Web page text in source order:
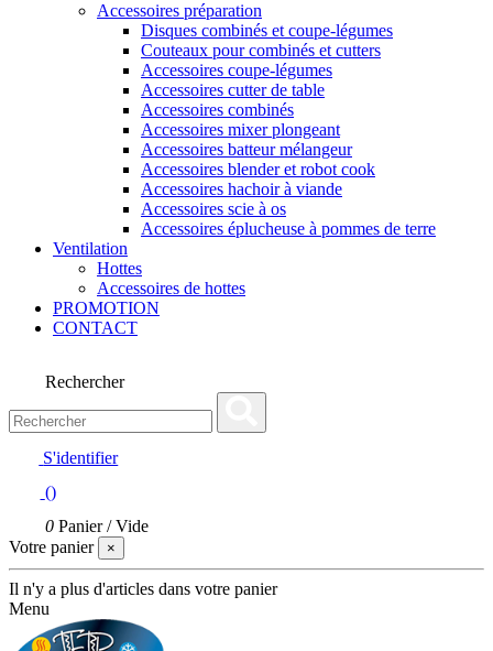
Accessoires préparation
Disques combinés et coupe-légumes
Couteaux pour combinés et cutters
Accessoires coupe-légumes
Accessoires cutter de table
Accessoires combinés
Accessoires mixer plongeant
Accessoires batteur mélangeur
Accessoires blender et robot cook
Accessoires hachoir à viande
Accessoires scie à os
Accessoires éplucheuse à pommes de terre
Ventilation
Hottes
Accessoires de hottes
PROMOTION
CONTACT
Rechercher
S'identifier
()
0 Panier /Vide
Votre panier
×
Il n'y a plus d'articles dans votre panier
Menu